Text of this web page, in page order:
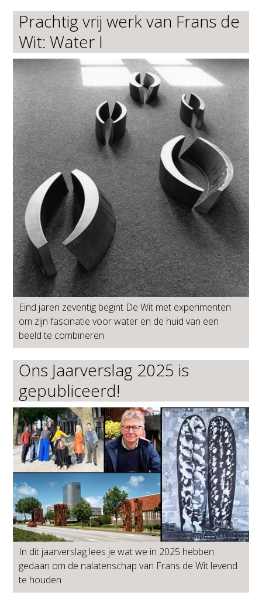
Prachtig vrij werk van Frans de
Wit: Water I
Eind jaren zeventig begint De Wit met experimenten
om zijn fascinatie voor water en de huid van een
beeld te combineren
Ons Jaarverslag 2025 is
gepubliceerd!
In dit jaarverslag lees je wat we in 2025 hebben
gedaan om de nalatenschap van Frans de Wit levend
te houden